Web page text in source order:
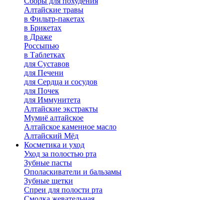
Алтайские травы
в Фильтр-пакетах
в Брикетах
в Драже
Россыпью
в Таблетках
для Cуставов
для Печени
для Сердца и сосудов
для Почек
для Иммунитета
Алтайские экстракты
Мумиё алтайское
Алтайское каменное масло
Алтайский Мёд
Косметика и уход
Уход за полостью рта
Зубные пасты
Ополаскиватели и бальзамы
Зубные щетки
Спреи для полости рта